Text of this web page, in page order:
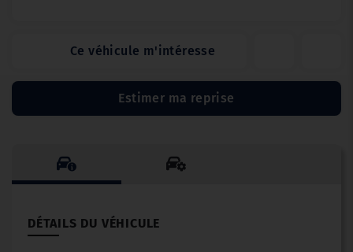
Ce véhicule m'intéresse
Estimer ma reprise
DÉTAILS DU VÉHICULE